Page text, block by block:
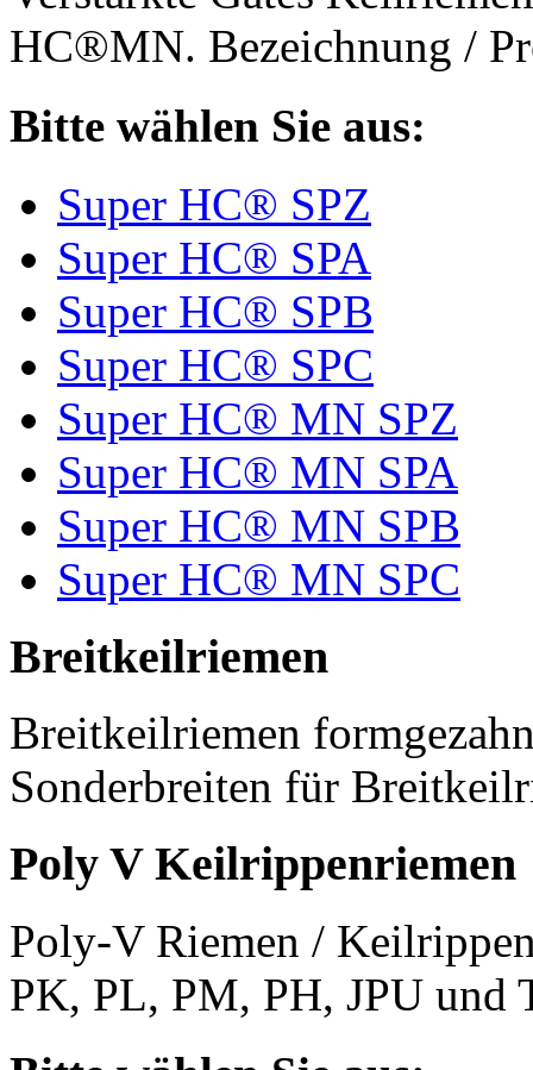
HC®MN. Bezeichnung /
Bitte wählen Sie aus:
Super HC® SPZ
Super HC® SPA
Super HC® SPB
Super HC® SPC
Super HC® MN SPZ
Super HC® MN SPA
Super HC® MN SPB
Super HC® MN SPC
Breitkeilriemen
Breitkeilriemen
Sonderbreiten für
Poly V Keilrippenriemen
Poly-V Riemen /
PK, PL, PM, PH, JPU und